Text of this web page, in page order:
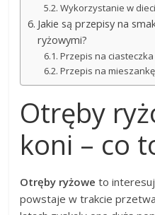
Wykorzystanie w
Jakie są przepisy na
ryżowymi?
Przepis na ciasteczka
Przepis na
Otręby
koni – co
Otręby ryżowe to
powstaje w trakcie